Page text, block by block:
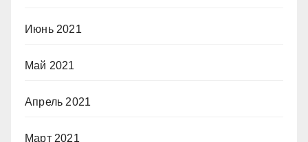
Июнь 2021
Май 2021
Апрель 2021
Март 2021